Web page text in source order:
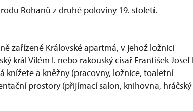
Rohanů z druhé poloviny 19. století.
zařízené Královské apartmá, v jehož ložnici
král Vilém I. nebo rakouský císař František Josef
knížete a kněžny (pracovny, ložnice, toaletní
prostory (přijímací salon, knihovna, hráčský